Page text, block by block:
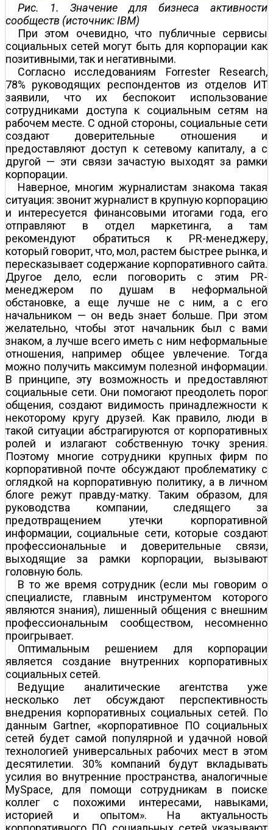
Рис. 1. Значение для бизнеса активности
сообществ (источник: IBM)
При этом очевидно, что публичные сервисы
социальных сетей могут быть для корпорации как
позитивными, так и негативными.
Согласно исследованиям Forrester Research,
78% руководящих респондентов из отделов ИT
заявили, что их беспокоит использование
сотрудниками доступа к социальным сетям на
рабочем месте. С одной стороны, социальные сети
создают доверительные отношения и
предоставляют доступ к сетевому капиталу, а с
другой — эти связи зачастую выходят за рамки
корпорации.
Наверное, многим журналистам знакома такая
ситуация: звонит журналист в крупную корпорацию
и интересуется финансовыми итогами года, его
отправляют в отдел маркетинга, а там
рекомендуют обратиться к PR-менеджеру,
который говорит, что, мол, растем быстрее рынка, и
пересказывает содержание корпоративного сайта.
Другое дело, если поговорить с этим PR-
менеджером по душам в неформальной
обстановке, а еще лучше не с ним, а с его
начальником — он ведь знает больше. При этом
желательно, чтобы этот начальник был с вами
знаком, а лучше всего иметь с ним неформальные
отношения, например общее увлечение. Тогда
можно получить максимум полезной информации.
В принципе, эту возможность и предоставляют
социальные сети. Они помогают преодолеть порог
общения, создают видимость принадлежности к
некоторому кругу друзей. Как правило, люди в
такой ситуации абстрагируются от корпоративных
ролей и излагают собственную точку зрения.
Поэтому многие сотрудники крупных фирм по
корпоративной почте обсуждают проблематику с
оглядкой на корпоративную политику, а в личном
блоге режут правду-матку. Таким образом, для
руководства компании, следящего за
предотвращением утечки корпоративной
информации, социальные сети, которые создают
профессиональные и доверительные связи,
выходящие за рамки корпорации, вызывают
головную боль.
В то же время сотрудник (если мы говорим о
специалисте, главным инструментом которого
являются знания), лишенный общения с внешним
профессиональным сообществом, несомненно
проигрывает.
Оптимальным решением для корпорации
является создание внутренних корпоративных
социальных сетей.
Ведущие аналитические агентства уже
несколько лет обсуждают перспективность
внедрения корпоративных социальных сетей. По
данным Gartner, «корпоративное ПО социальных
сетей будет самой популярной и удачной новой
технологией универсальных рабочих мест в этом
десятилетии. 30% компаний будут вкладывать
усилия во внутренние пространства, аналогичные
MySpace, для помощи сотрудникам в поиске
коллег с похожими интересами, навыками,
историей и опытом». На актуальность